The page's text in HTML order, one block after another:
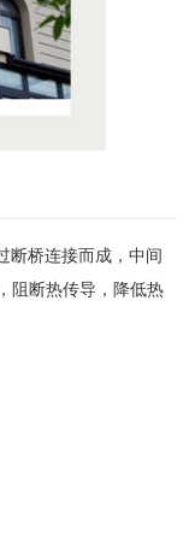
断桥连接而成，中间
阻断热传导，降低热